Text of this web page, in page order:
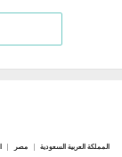
المملكة العربية السعودية مصر